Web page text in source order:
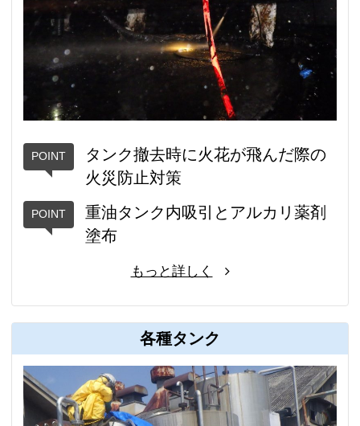
タンク撤去時に火花が飛んだ際の
火災防止対策
重油タンク内吸引とアルカリ薬剤
塗布
もっと詳しく
各種タンク